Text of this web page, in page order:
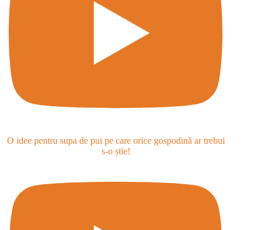
O idee pentru supa de pui pe care orice gospodină ar trebui
s-o știe!